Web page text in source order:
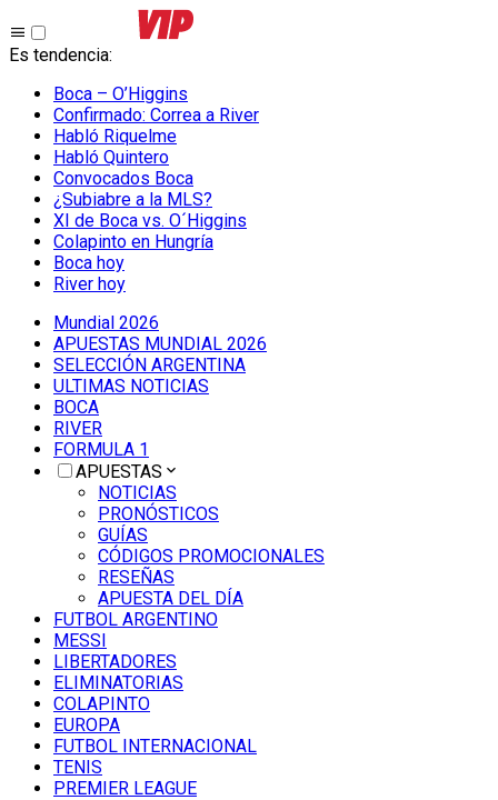
Es tendencia:
Boca – O’Higgins
Confirmado: Correa a River
Habló Riquelme
Habló Quintero
Convocados Boca
¿Subiabre a la MLS?
XI de Boca vs. O´Higgins
Colapinto en Hungría
Boca hoy
River hoy
Mundial 2026
APUESTAS MUNDIAL 2026
SELECCIÓN ARGENTINA
ULTIMAS NOTICIAS
BOCA
RIVER
FORMULA 1
APUESTAS
NOTICIAS
PRONÓSTICOS
GUÍAS
CÓDIGOS PROMOCIONALES
RESEÑAS
APUESTA DEL DÍA
FUTBOL ARGENTINO
MESSI
LIBERTADORES
ELIMINATORIAS
COLAPINTO
EUROPA
FUTBOL INTERNACIONAL
TENIS
PREMIER LEAGUE